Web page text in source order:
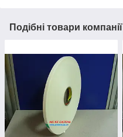
Подібні товари компанії